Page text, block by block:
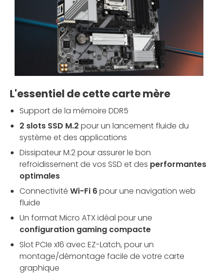
L'essentiel de cette carte mère
Support de la mémoire DDR5
2 slots SSD M.2 pour un lancement fluide du
système et des applications
Dissipateur M.2 pour assurer le bon
refroidissement de vos SSD et des performantes
optimales
Connectivité Wi-Fi 6pour une navigation web
fluide
Un format Micro ATX idéal pour une
configuration gaming compacte
Slot PCIe x16 avec EZ-Latch, pour un
montage/démontage facile de votre carte
graphique